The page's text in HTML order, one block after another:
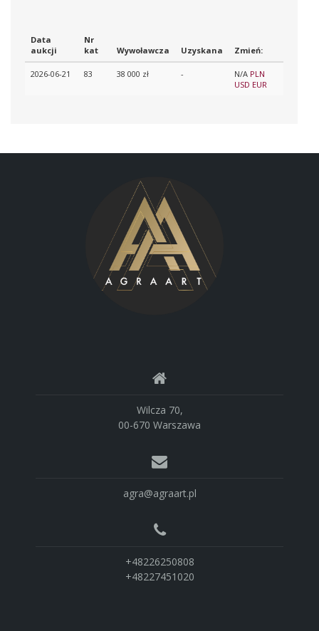
Data
aukcji
Nr
kat
Wywoławcza Uzyskana Zmień:
2026-06-21 83 38 000 zł - N/A PLN
USD EUR
Wilcza 70,
00-670 Warszawa
agra@agraart.pl
+48226250808
+48227451020